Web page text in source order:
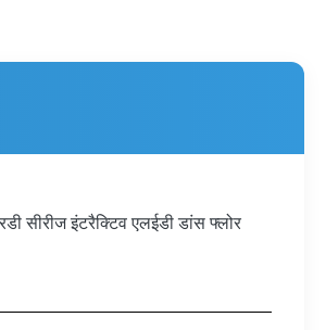
सीरीज इंटरैक्टिव एलईडी डांस फ्लोर